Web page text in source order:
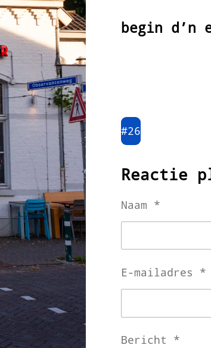
begin d’n
#26
Reactie
Naam *
E-mailadres *
Bericht *